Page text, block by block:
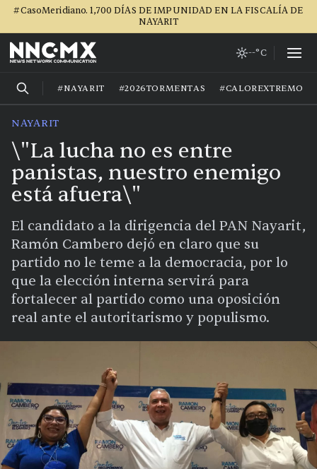
#CasoMeridiano. 1,700 DÍAS DE IMPUNIDAD EN LA FISCALÍA DE
NAYARIT
--°C
#NAYARIT #2026TORMENTAS #CALOREXTREMO
NAYARIT
\"La lucha no es entre
panistas, nuestro enemigo
está afuera\"
El candidato a la dirigencia del PAN Nayarit,
Ramón Cambero dejó en claro que su
partido no le teme a la democracia, por lo
que la elección interna servirá para
fortalecer al partido como una oposición
real ante el autoritarismo y populismo.